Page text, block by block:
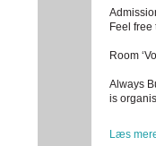
Feel
Room
Always
is
Læs